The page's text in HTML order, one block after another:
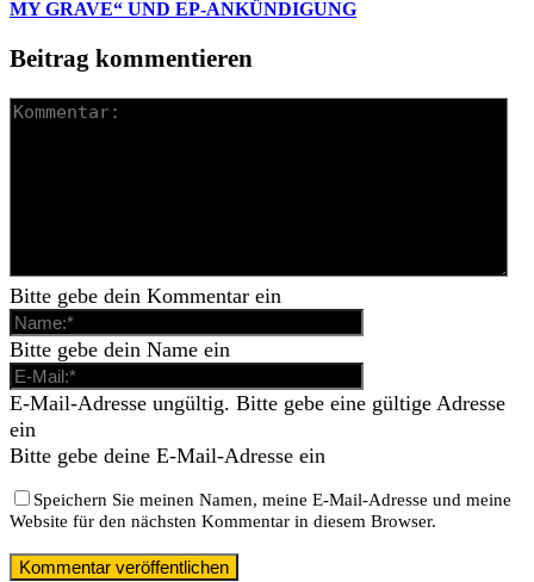
MY GRAVE“ UND EP-ANKÜNDIGUNG
Beitrag kommentieren
Bitte gebe dein Kommentar ein
Bitte gebe dein Name ein
E-Mail-Adresse ungültig. Bitte gebe eine gültige Adresse
ein
Bitte gebe deine E-Mail-Adresse ein
Speichern Sie meinen Namen, meine E-Mail-Adresse und meine
Website für den nächsten Kommentar in diesem Browser.